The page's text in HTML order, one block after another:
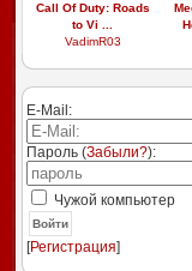
Выдающиеся
звери, легоси ...
M9xxsi
E-Mail:
Пароль (Забыли?):
Чужой компьютер
Войти
[Регистрация]